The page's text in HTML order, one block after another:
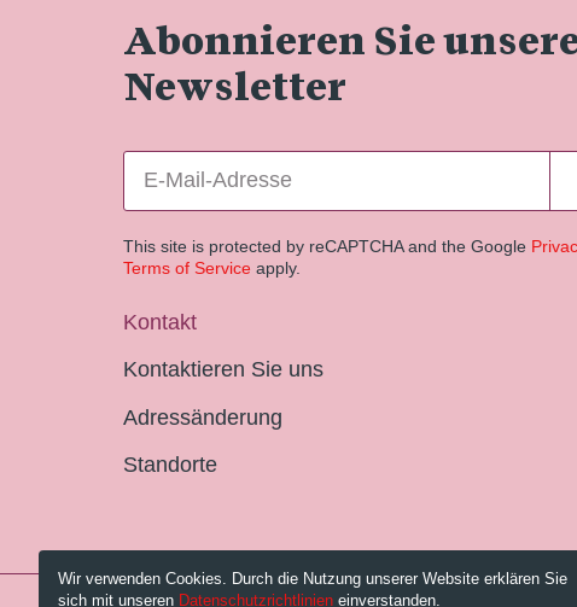
Abonnieren Sie
Newsletter
This site is protected by reCAPTCHA and the Google
Terms of Service apply.
Kontakt
Kontaktieren Sie uns
Adressänderung
Standorte
Wir verwenden Cookies. Durch die Nutzung unserer Website erklären Sie
sich mit unseren Datenschutzrichtlinien einverstanden.